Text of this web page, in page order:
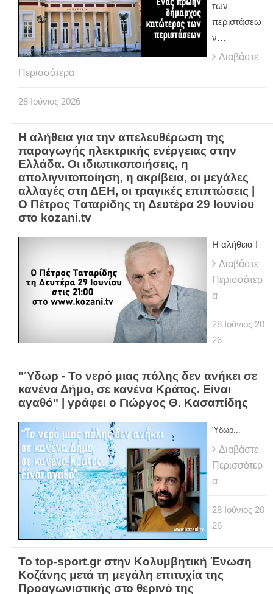
των
περιστάσεω
ν…
Διαβάστε
Περισσότερα
28 Ιούνιος 2026
Η αλήθεια για την απελευθέρωση της
παραγωγής ηλεκτρικής ενέργειας στην
Ελλάδα. Οι ιδιωτικοποιήσεις, η
απολιγνιτοποίηση, η ακρίβεια, οι μεγάλες
αλλαγές στη ΔΕΗ, οι τραγικές επιπτώσεις |
Ο Πέτρος Tαταρίδης τη Δευτέρα 29 Ιουνίου
στο kozani.tv
Η αλήθεια !
Διαβάστε
Περισσότερ
α
28 Ιούνιος 20
26
"Ύδωρ - Το νερό μιας πόλης δεν ανήκει σε
κανένα Δήμο, σε κανένα Κράτος. Είναι
αγαθό" | γράφει ο Γιώργος Θ. Κασαπίδης
Ύδωρ...
Διαβάστε
Περισσότερ
α
28 Ιούνιος 20
26
Το top-sport.gr στην Κολυμβητική Ένωση
Κοζάνης μετά τη μεγάλη επιτυχία της
Προαγωνιστικής στο θερινό της